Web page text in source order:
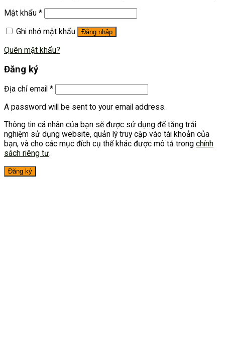
Mật khẩu *
Ghi nhớ mật khẩu
Đăng nhập
Quên mật khẩu?
Đăng ký
Địa chỉ email *
A password will be sent to your email address.
Thông tin cá nhân của bạn sẽ được sử dụng để tăng trải
nghiệm sử dụng website, quản lý truy cập vào tài khoản của
bạn, và cho các mục đích cụ thể khác được mô tả trong chính
sách riêng tư.
Đăng ký